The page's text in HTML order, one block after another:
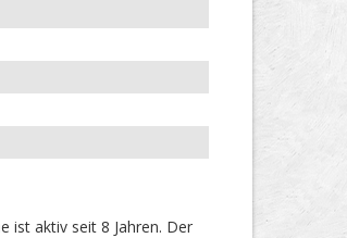
ist aktiv seit 8 Jahren. Der